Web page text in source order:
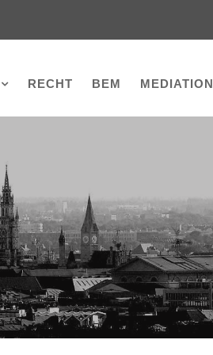
RECHT BEM MEDIATION